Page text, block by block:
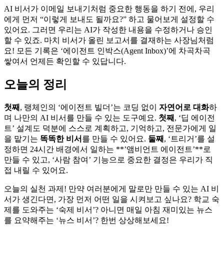
AI 비서가 이메일 보내기처럼 중요한 행동을 하기 전에, 우리
에게 먼저 “이렇게 보내도 될까요?” 하고 물어보게 설정할 수
있어요. 그러면 우리는 AI가 작성한 내용을 수정하거나 승인
할 수 있죠. 마치 비서가 올린 보고서를 결재하는 사장님처럼
요! 모든 기록은 ‘에이전트 인박스(Agent Inbox)’에 차곡차곡
쌓여서 언제든 확인할 수 있답니다.
오늘의 정리
첫째 , 랭체인의 ‘에이전트 빌더’는 코딩 없이 자연어로 대화하
며 나만의 AI 비서를 만들 수 있는 도구예요. 첫째 , ‘딥 에이전
트’ 설계도 덕분에 스스로 계획하고, 기억하고, 전문가에게 일
을 맡기는 똑똑한 비서 를 만들 수 있어요. 둘째 , ‘트리거’를 설
정하면 24시간 배경에서 일하는 **’앰비언트 에이전트’**로
만들 수 있고, ‘사람 참여’ 기능으로 중요한 결정은 우리가 직
접 내릴 수 있어요.
오늘의 실천 과제! 만약 여러분에게 말로만 만들 수 있는 AI 비
서가 생긴다면, 가장 먼저 어떤 일을 시켜보고 싶나요? 학교 숙
제를 도와주는 ‘숙제 비서’? 아니면 매일 아침 재미있는 뉴스
를 요약해주는 ‘뉴스 비서’? 한번 상상해보세요!